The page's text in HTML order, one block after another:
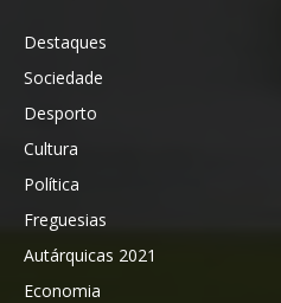
Destaques
Sociedade
Desporto
Cultura
Política
Freguesias
Autárquicas 2021
Economia